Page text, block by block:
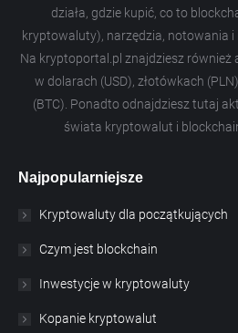
działa, gdzie kupić, co to
kryptowaluty), narzędzia, notowania i
Na kryptoportal.pl znajdziesz
w dolarach (USD), złotówkach
(BTC). Ponadto odnajdziesz tutaj
świata kryptowalut i
Najpopularniejsze
Kryptowaluty dla początkujących
Czym jest blockchain
Inwestycje w kryptowaluty
Kopanie kryptowalut